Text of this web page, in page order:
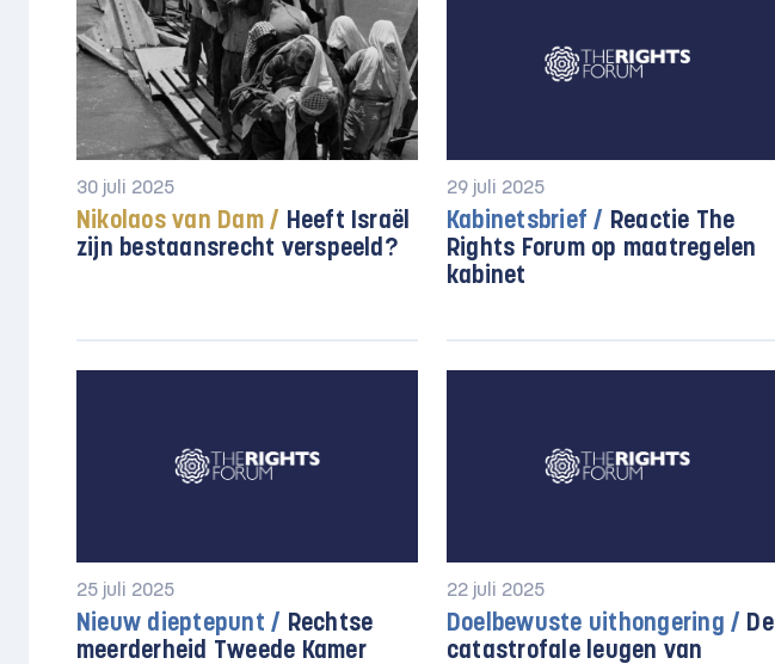
30 juli 2025
Nikolaos van Dam / Heeft Israël
zijn bestaansrecht verspeeld?
29 juli 2025
Kabinetsbrief / Reactie The
Rights Forum op maatregelen
kabinet
25 juli 2025
Nieuw dieptepunt / Rechtse
meerderheid Tweede Kamer
22 juli 2025
Doelbewuste uithongering / De
catastrofale leugen van